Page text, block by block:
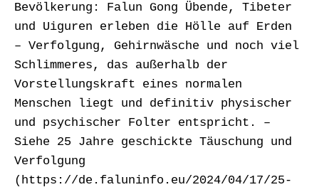
Bevölkerung: Falun Gong Übende, Tibeter
und Uiguren erleben die Hölle auf Erden
– Verfolgung, Gehirnwäsche und noch viel
Schlimmeres, das außerhalb der
Vorstellungskraft eines normalen
Menschen liegt und definitiv physischer
und psychischer Folter entspricht. –
Siehe 25 Jahre geschickte Täuschung und
Verfolgung
(https://de.faluninfo.eu/2024/04/17/25-